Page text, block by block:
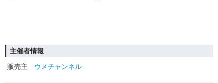
主催者情報
販売主
ウメチャンネル